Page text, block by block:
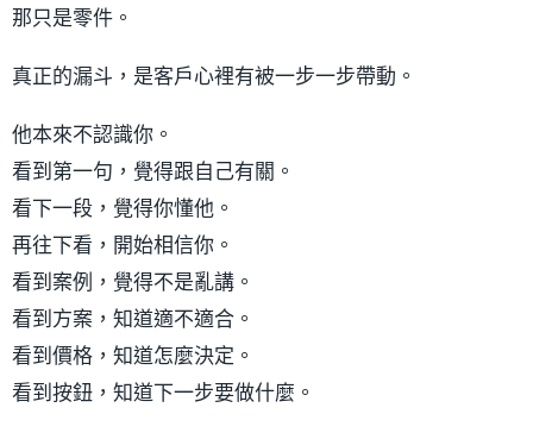
那只是零件。
真正的漏斗，是客戶心裡有被一步一步帶動。
他本來不認識你。
看到第一句，覺得跟自己有關。
看下一段，覺得你懂他。
再往下看，開始相信你。
看到案例，覺得不是亂講。
看到方案，知道適不適合。
看到價格，知道怎麼決定。
看到按鈕，知道下一步要做什麼。